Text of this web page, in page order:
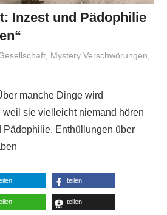
Inzest und Pädophilie
Vogt , Mystery Verschwörungen,
manche Dinge wird
sie vielleicht niemand hören
Pädophilie. Enthüllungen über
teilen
teilen